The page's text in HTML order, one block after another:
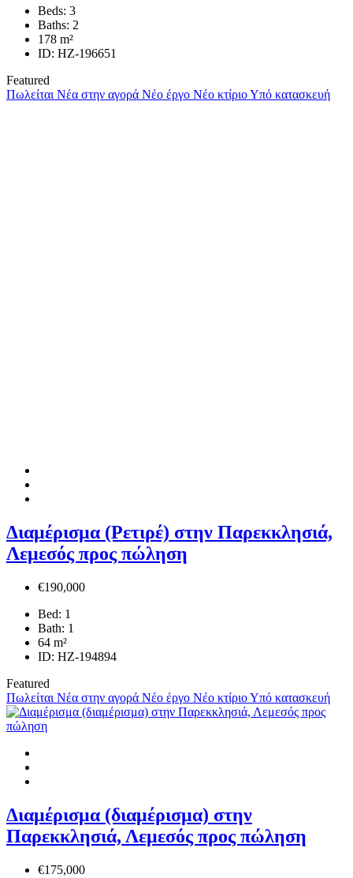
Beds: 3
Baths: 2
178 m²
ID: HZ-196651
Featured
ΠωλείταιΝέα στην αγορά Νέο έργο Νέο κτίριοΥπό κατασκευή
Διαμέρισμα (Ρετιρέ) στην Παρεκκλησιά,
Λεμεσός προς πώληση
€190,000
Bed: 1
Bath: 1
64 m²
ID: HZ-194894
Featured
Πωλείται Νέα στην αγορά Νέο έργο Νέο κτίριοΥπό κατασκευή
Διαμέρισμα (διαμέρισμα) στην
Παρεκκλησιά, Λεμεσός προς πώληση
€175,000